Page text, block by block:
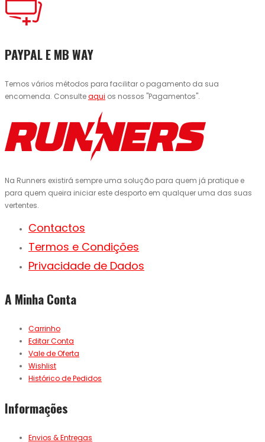
PAYPAL E MB WAY
Temos vários métodos para facilitar o pagamento da sua
encomenda. Consulteaqui os nossos "Pagamentos".
Na Runners existirá sempre uma solução para quem já pratique e
para quem queira iniciar este desporto em qualquer uma das suas
vertentes.
Contactos
Termos e Condições
Privacidade de Dados
A Minha Conta
Carrinho
Editar Conta
Vale de Oferta
Wishlist
Histórico de Pedidos
Informações
Envios & Entregas